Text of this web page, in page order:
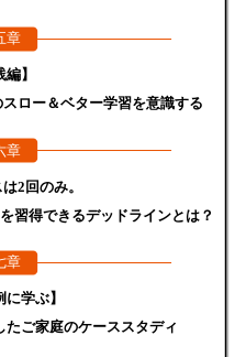
章
編】
ロー＆ベター学習を意識する
章
2回のみ。
習得できるデッドラインとは？
章
に学ぶ】
ご家庭のケーススタディ